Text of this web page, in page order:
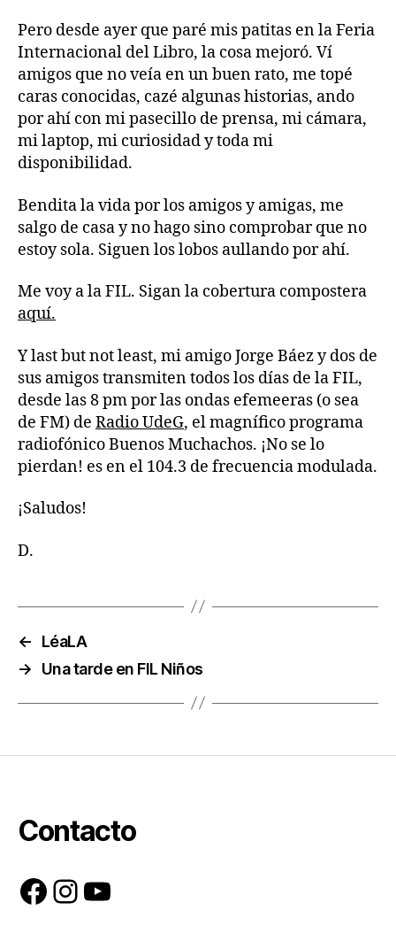
Pero desde ayer que paré mis patitas en la Feria
Internacional del Libro, la cosa mejoró. Ví
amigos que no veía en un buen rato, me topé
caras conocidas, cazé algunas historias, ando
por ahí con mi pasecillo de prensa, mi cámara,
mi laptop, mi curiosidad y toda mi
disponibilidad.
Bendita la vida por los amigos y amigas, me
salgo de casa y no hago sino comprobar que no
estoy sola. Siguen los lobos aullando por ahí.
Me voy a la FIL. Sigan la cobertura compostera
aquí.
Y last but not least, mi amigo Jorge Báez y dos de
sus amigos transmiten todos los días de la FIL,
desde las 8 pm por las ondas efemeeras (o sea
de FM) de Radio UdeG, el magnífico programa
radiofónico Buenos Muchachos. ¡No se lo
pierdan! es en el 104.3 de frecuencia modulada.
¡Saludos!
D.
←
LéaLA
→
Una tarde en FIL Niños
Contacto
Facebook
Instagram
YouTube